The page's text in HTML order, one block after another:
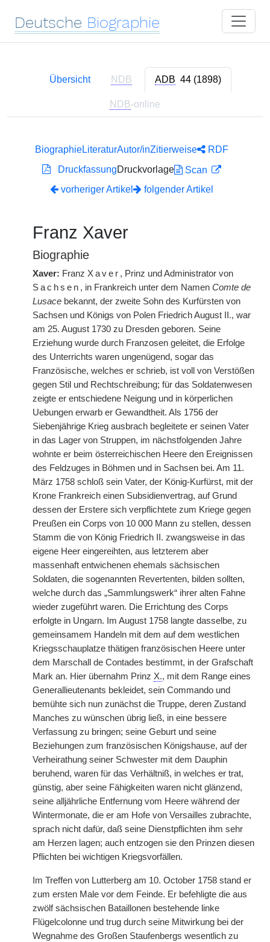
Deutsche Biographie
Übersicht NDB ADB 44 (1898)
NDB-online
BiographieLiteraturAutor/inZitierweise
RDF
DruckfassungDruckvorlage
Scan
vorheriger Artikel
folgender Artikel
Franz Xaver
Biographie
Xaver: Franz Xaver , Prinz und Administrator von
Sachsen , in Frankreich unter dem Namen Comte de
Lusace bekannt, der zweite Sohn des Kurfürsten von
Sachsen und Königs von Polen Friedrich August II., war
am 25. August 1730 zu Dresden geboren. Seine
Erziehung wurde durch Franzosen geleitet, die Erfolge
des Unterrichts waren ungenügend, sogar das
Französische, welches er schrieb, ist voll von Verstößen
gegen Stil und Rechtschreibung; für das Soldatenwesen
zeigte er entschiedene Neigung und in körperlichen
Uebungen erwarb er Gewandtheit. Als 1756 der
Siebenjährige Krieg ausbrach begleitete er seinen Vater
in das Lager von Struppen, im nächstfolgenden Jahre
wohnte er beim österreichischen Heere den Ereignissen
des Feldzuges in Böhmen und in Sachsen bei. Am 11.
März 1758 schloß sein Vater, der König-Kurfürst, mit der
Krone Frankreich einen Subsidienvertrag, auf Grund
dessen der Erstere sich verpflichtete zum Kriege gegen
Preußen ein Corps von 10 000 Mann zu stellen, dessen
Stamm die von König Friedrich II. zwangsweise in das
eigene Heer eingereihten, aus letzterem aber
massenhaft entwichenen ehemals sächsischen
Soldaten, die sogenannten Revertenten, bilden sollten,
welche durch das „Sammlungswerk“ ihrer alten Fahne
wieder zugeführt waren. Die Errichtung des Corps
erfolgte in Ungarn. Im August 1758 langte dasselbe, zu
gemeinsamem Handeln mit dem auf dem westlichen
Kriegsschauplatze thätigen französischen Heere unter
dem Marschall de Contades bestimmt, in der Grafschaft
Mark an. Hier übernahm Prinz X., mit dem Range eines
Generallieutenants bekleidet, sein Commando und
bemühte sich nun zunächst die Truppe, deren Zustand
Manches zu wünschen übrig ließ, in eine bessere
Verfassung zu bringen; seine Geburt und seine
Beziehungen zum französischen Königshause, auf der
Verheirathung seiner Schwester mit dem Dauphin
beruhend, waren für das Verhältniß, in welches er trat,
günstig, aber seine Fähigkeiten waren nicht glänzend,
seine alljährliche Entfernung vom Heere während der
Wintermonate, die er am Hofe von Versailles zubrachte,
sprach nicht dafür, daß seine Dienstpflichten ihm sehr
am Herzen lagen; auch entzogen sie den Prinzen diesen
Pflichten bei wichtigen Kriegsvorfällen.
Im Treffen von Lutterberg am 10. October 1758 stand er
zum ersten Male vor dem Feinde. Er befehligte die aus
zwölf sächsischen Bataillonen bestehende linke
Flügelcolonne und trug durch seine Mitwirkung bei der
Wegnahme des Großen Staufenbergs wesentlich zu